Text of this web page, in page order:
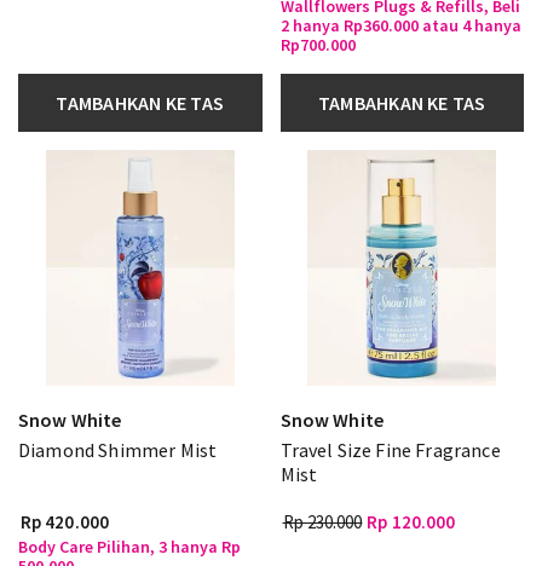
TAMBAHKAN KE TAS
Wallflowers Plugs & Refills, Beli
2 hanya Rp360.000 atau 4 hanya
Rp700.000
TAMBAHKAN KE TAS
Snow White
Diamond Shimmer Mist
Rp 420.000
Body Care Pilihan, 3 hanya Rp
Snow White
Travel Size Fine Fragrance
Mist
Rp 230.000 Rp 120.000